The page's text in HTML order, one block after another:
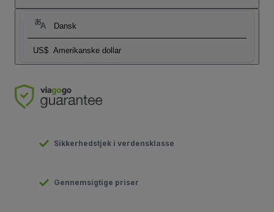
Dansk
US$ Amerikanske dollar
Sikkerhedstjek i verdensklasse
Gennemsigtige priser